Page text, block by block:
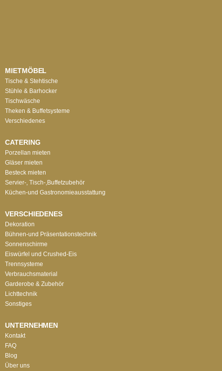
MIETMÖBEL
Tische & Stehtische
Stühle & Barhocker
Tischwäsche
Theken & Buffetsysteme
Verschiedenes
CATERING
Porzellan mieten
Gläser mieten
Besteck mieten
Servier-, Tisch-,Buffetzubehör
Küchen-und Gastronomieausstattung
VERSCHIEDENES
Dekoration
Bühnen-und Präsentationstechnik
Sonnenschirme
Eiswürfel und Crushed-Eis
Trennsysteme
Verbrauchsmaterial
Garderobe & Zubehör
Lichttechnik
Sonstiges
UNTERNEHMEN
Kontakt
FAQ
Blog
Über uns